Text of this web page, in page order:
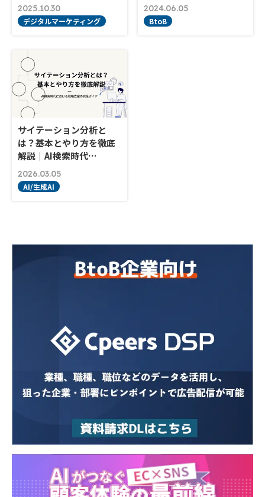
2025.10.30
デジタルマーケティング
2024.06.05
BtoB
サイテーション分析と
は？基本とやり方を徹底
解説｜AI検索時代…
2026.03.05
AI/生成AI